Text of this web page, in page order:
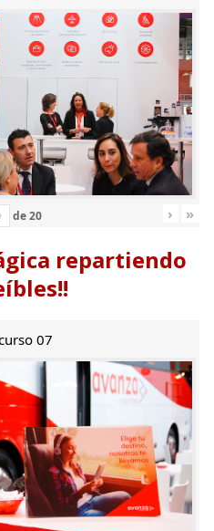
de20 › »
repartiendo
07